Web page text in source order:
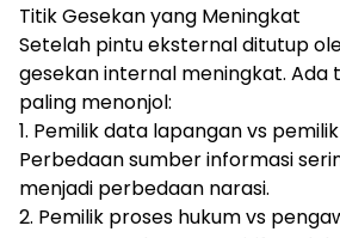
Titik Gesekan yang Meningkat
Setelah pintu eksternal ditutup
gesekan internal meningkat. Ada
paling menonjol:
1. Pemilik data lapangan vs
Perbedaan sumber informasi
menjadi perbedaan narasi.
2. Pemilik proses hukum vs